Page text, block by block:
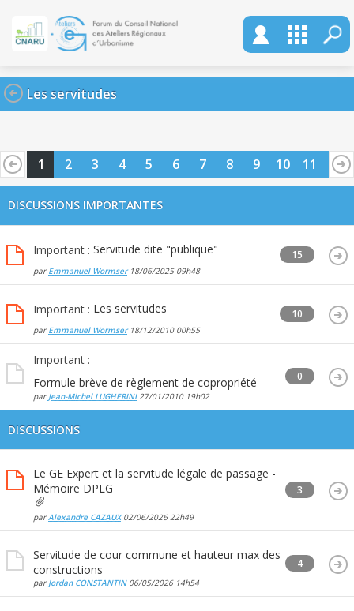
Les servitudes
1 2 3 4 5 6 7 8 9 10 11
12
DISCUSSIONS IMPORTANTES
Important : Servitude dite "publique"
par Emmanuel Wormser18/06/2025 09h48
15
Important : Les servitudes
par Emmanuel Wormser18/12/2010 00h55
10
Important :
Formule brève de règlement de copropriété
par Jean-Michel LUGHERINI27/01/2010 19h02
0
DISCUSSIONS
Le GE Expert et la servitude légale de passage -
Mémoire DPLG
parAlexandre CAZAUX02/06/202622h49
3
Servitude de cour commune et hauteur max des
constructions
par Jordan CONSTANTIN06/05/2026 14h54
4